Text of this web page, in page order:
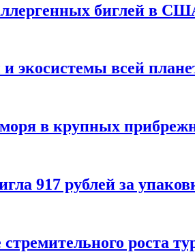
биглей в
и экосистемы всей
в крупных
917 рублей за
роста